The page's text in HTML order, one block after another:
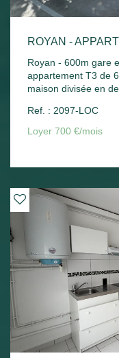
ROYAN -
Royan - 600m gare
appartement T3 de
maison divisée en
et wc. Chauffage
Ref. : 2097-LOC
Loyer 700 €/mois